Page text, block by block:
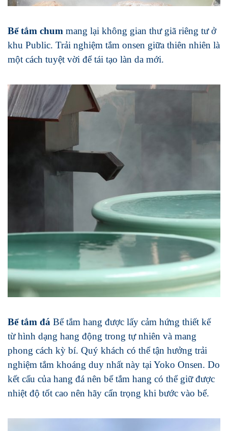
Bể tắm chum mang lại không gian thư giã riêng tư ở
khu Public. Trải nghiệm tắm onsen giữa thiên nhiên là
một cách tuyệt vời để tái tạo làn da mới.
Bể tắm đá Bể tắm hang được lấy cảm hứng thiết kế
từ hình dạng hang động trong tự nhiên và mang
phong cách kỳ bí. Quý khách có thể tận hưởng trải
nghiệm tắm khoáng duy nhất này tại Yoko Onsen. Do
kết cấu của hang đá nên bể tắm hang có thể giữ được
nhiệt độ tốt cao nên hãy cẩn trọng khi bước vào bể.